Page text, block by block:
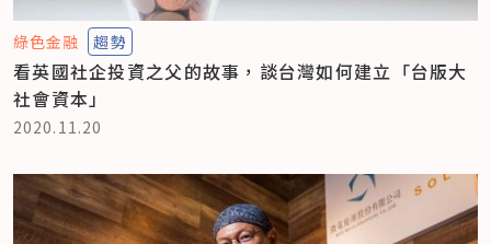
綠色金融 趨勢
看英國社企投資之父的故事，談台灣如何建立「台版大
社會資本」
2020.11.20